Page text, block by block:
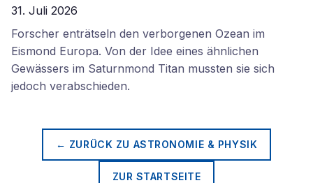
31. Juli 2026
Forscher enträtseln den verborgenen Ozean im
Eismond Europa. Von der Idee eines ähnlichen
Gewässers im Saturnmond Titan mussten sie sich
jedoch verabschieden.
← ZURÜCK ZU ASTRONOMIE & PHYSIK
ZUR STARTSEITE